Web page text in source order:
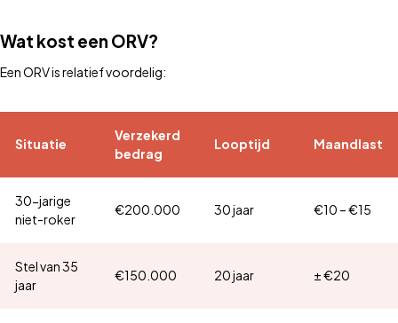
Wat kost een ORV?
Een ORV is relatief voordelig:
Situatie
Verzekerd
bedrag
Looptijd Maandlast
30-jarige
niet-roker
€200.000 30 jaar €10 – €15
Stel van 35
jaar
€150.000 20 jaar ± €20